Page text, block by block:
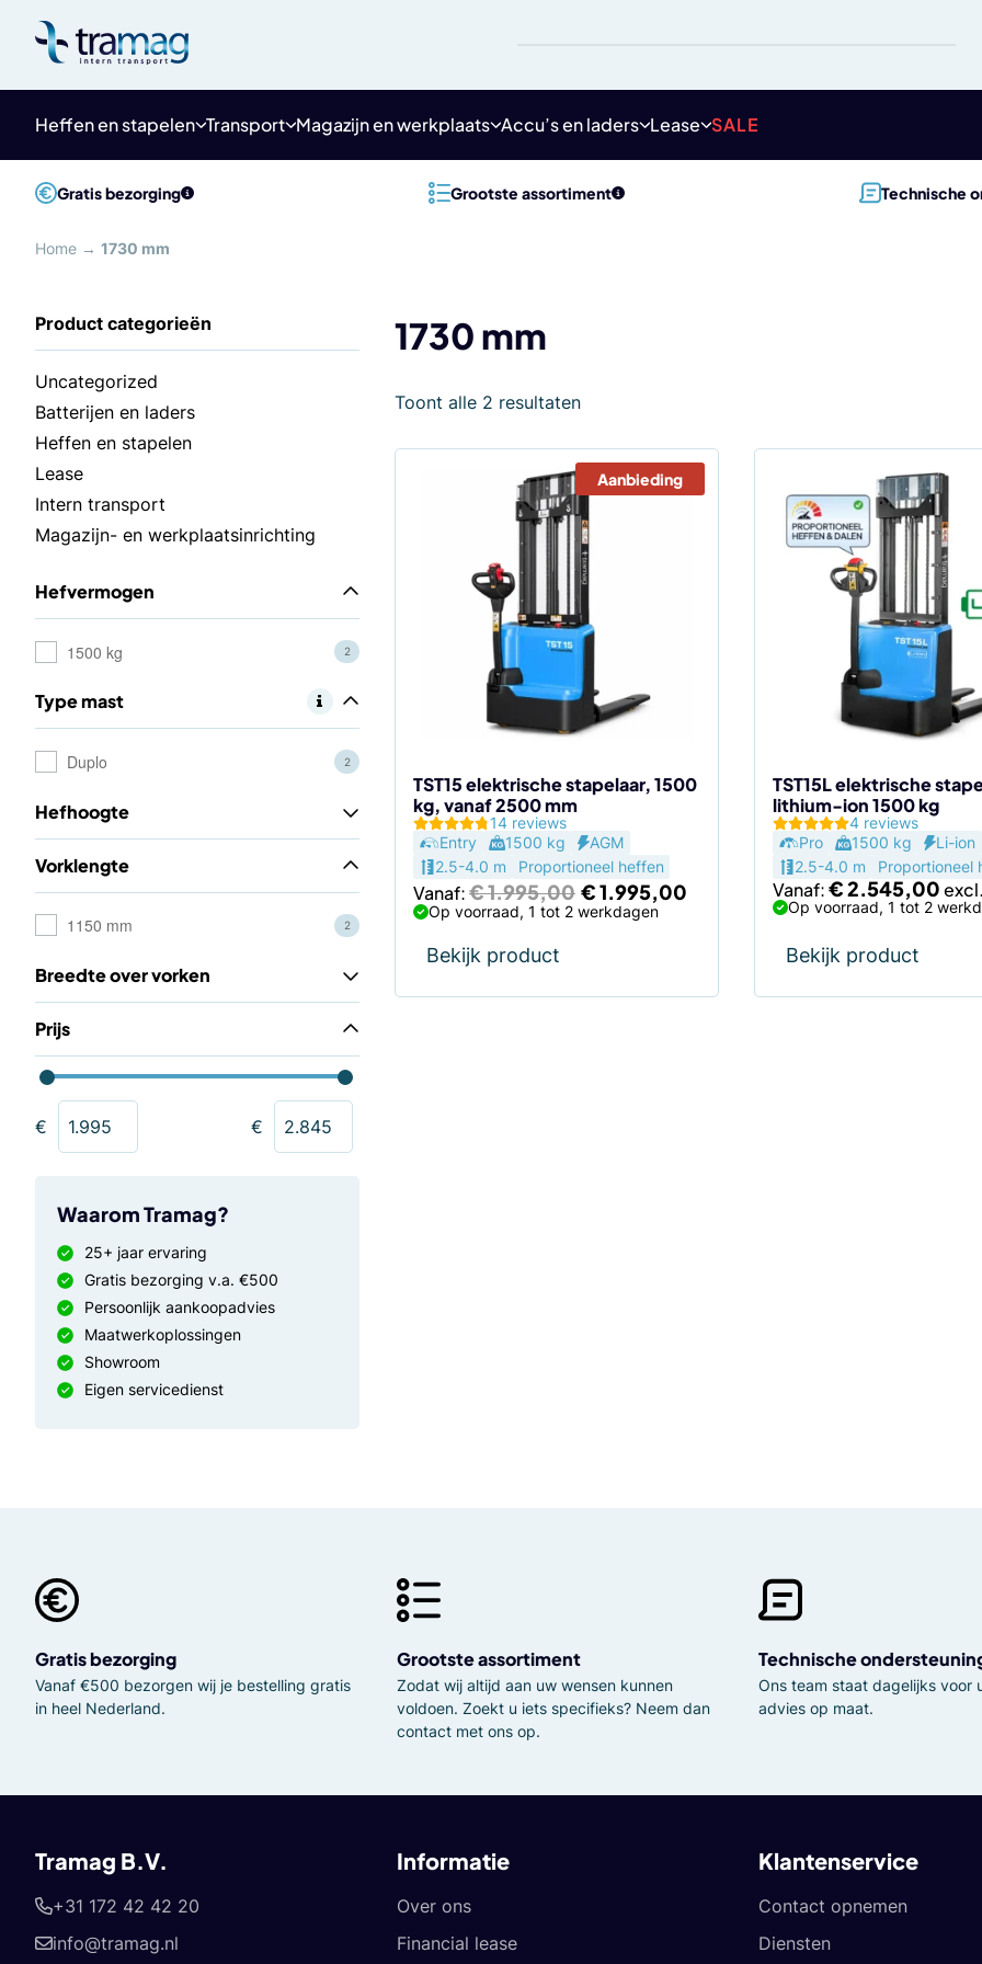
content
Heffen en stapelen Transport Magazijn en werkplaats Accu’s en laders Lease SALE
Gratis bezorging Grootste assortiment Technische
Home → 1730 mm
1730 mm
Uncategorized
Batterijen en laders
Heffen en stapelen
Lease
Intern transport
Magazijn- en werkplaatsinrichting
Hefvermogen
1500 kg 2
Type mast
Duplo 2
Hefhoogte
Vorklengte
1150 mm 2
Breedte over vorken
Prijs
€ €
Waarom Tramag?
25+ jaar ervaring
Gratis bezorging v.a. €500
Persoonlijk aankoopadvies
Maatwerkoplossingen
Showroom
Eigen servicedienst
Toont alle 2 resultaten
Aanbieding
TST15 elektrische stapelaar, 1500
kg, vanaf 2500 mm
14 reviews
Entry
1500 kg
AGM
2.5-4.0 m
Proportioneel heffen
Vanaf:€1.995,00 Oorspronkelijke
prijs
€1.995,00Huidige
€ 1.995,00.
Op voorraad, 1 tot 2 werkdagen
Bekijk product
meerdere
variaties.
de
productpagina
TST15L elektrische
lithium-ion 1500 kg
4 reviews
Pro
1500 kg
Li-ion
2.5-4.0 m
Proportioneel
Vanaf:€2.545,00
Op voorraad, 1 tot 2
Bekijk product
Dit
product
heeft
meerdere
variaties.
de
productpagina
Gratis bezorging
Vanaf €500 bezorgen wij je bestelling gratis
in heel Nederland.
Grootste assortiment
Zodat wij altijd aan uw wensen kunnen
voldoen. Zoekt u iets specifieks? Neem dan
contact met ons op.
Technische
Ons team staat dagelijks voor
advies op maat.
Tramag B.V.
+31 172 42 42 20
info@tramag.nl
Informatie
Over ons
Financial lease
Klantenservice
Contact opnemen
Diensten